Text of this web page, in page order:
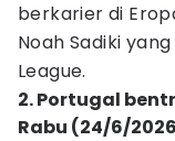
berkarier di
Noah Sadiki
League.
2. Portugal
Rabu (24/6/